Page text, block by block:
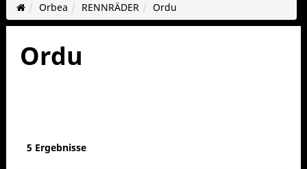
Orbea RENNRÄDER Ordu
Ordu
5 Ergebnisse